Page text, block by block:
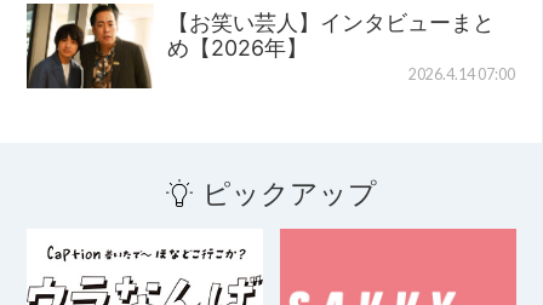
【お笑い芸人】インタビューまと
め【2026年】
2026.4.14 07:00
ピックアップ